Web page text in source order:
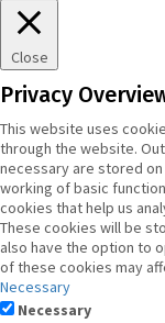
Close
Privacy
This website uses
through the website.
necessary are stored
working of basic
cookies that help us
These cookies will be
also have the option to
of these cookies may
Necessary
Necessary